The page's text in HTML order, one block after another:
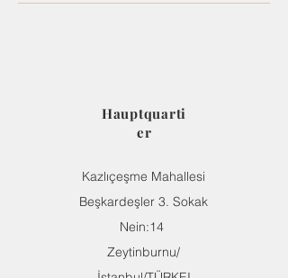
Hauptquarti
er
Kazlıçeşme Mahallesi
Beşkardeşler 3. Sokak
Nein:14
Zeytinburnu/